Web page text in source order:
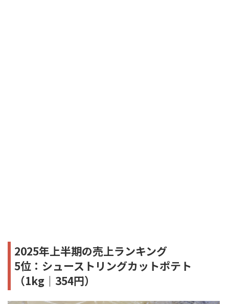
2025年上半期の売上ランキング
5位：シューストリングカットポテト
（1kg｜354円）